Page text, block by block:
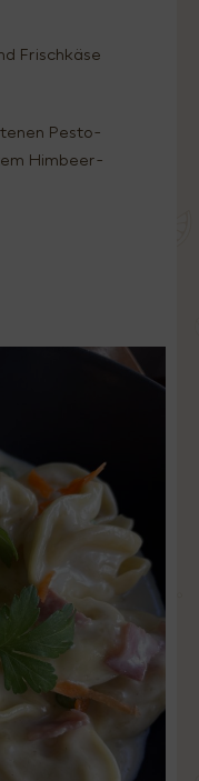
Frischkäse
Pesto-
Himbeer-